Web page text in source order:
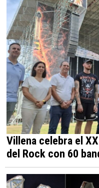
Villena celebra el
del Rock con 60